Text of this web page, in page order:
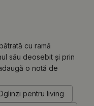
cu ramă
său deosebit și prin
o notă de
pentru living